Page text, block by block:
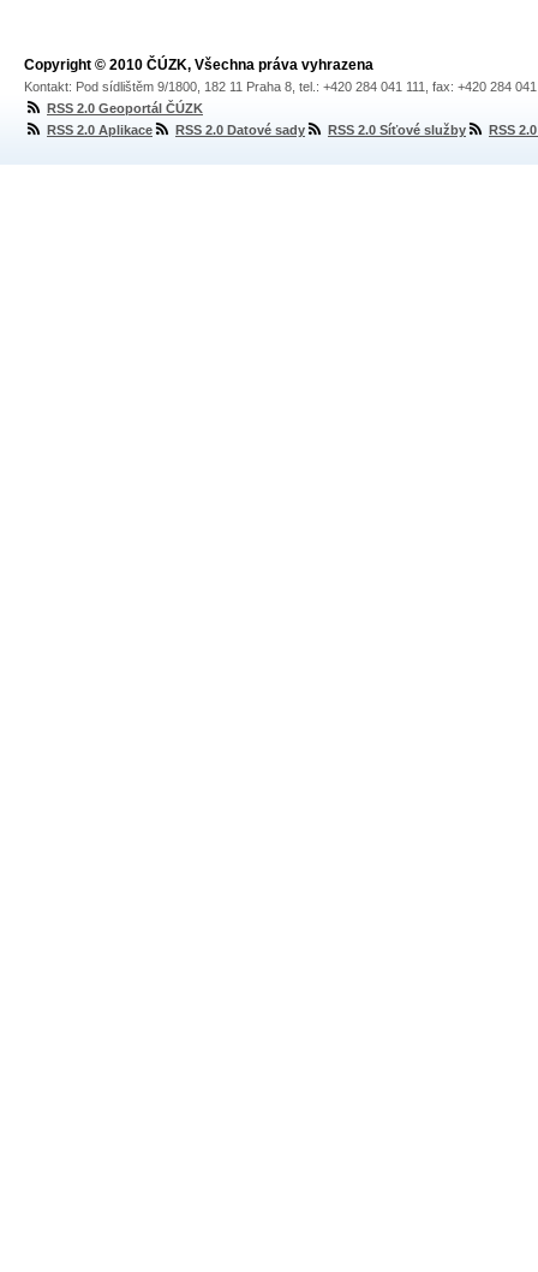
Copyright © 2010 ČÚZK, Všechna práva vyhrazena
Kontakt: Pod sídlištěm 9/1800, 182 11 Praha 8, tel.: +420 284 041 111, fax: +420 284
RSS 2.0 Geoportál ČÚZK
RSS 2.0 Aplikace
RSS 2.0 Datové sady RSS 2.0 Síťové služby RSS